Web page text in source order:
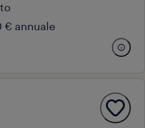
€ annuale